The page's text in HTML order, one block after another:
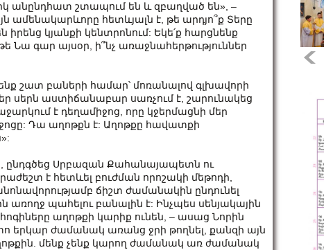
անընդհատ շտապում են և զբաղված են», –
հետևյալն է, թե արդյո՞ք Տերը
կյանքի կենտրոնում: Եկե՛ք հարցնենք
Նա գար այսօր, ի՞նչ առաջնահերթություններ
շատ բաների համար՝ մոռանալով գլխավորի
սերն աստիճանաբար սառչում է, շարունակեց
է դեղամիջոց, որը կջերմացնի մեր
Դա աղոթքն է: Աղոթքը հավատքի
ընդգծեց Սրբազան Քահանայապետն ու
է հետևել բուժման որոշակի մեթոդի,
ճիշտ ժամանակին ընդունել
առողջ պահելու բանալին է: Ինչպես սենյակային
հոգիները աղոթքի կարիք ունեն, – ասաց Նորին
երկար ժամանակ առանց ջրի թողնել, քանզի այն
մենք չենք կարող ժամանակ առ ժամանակ